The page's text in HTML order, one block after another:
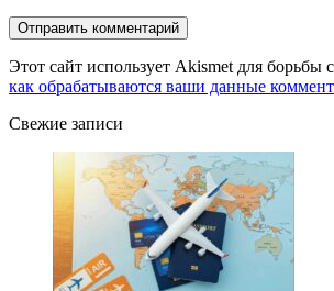
Этот сайт использует Akismet для борьбы
как обрабатываются ваши данные
Свежие записи